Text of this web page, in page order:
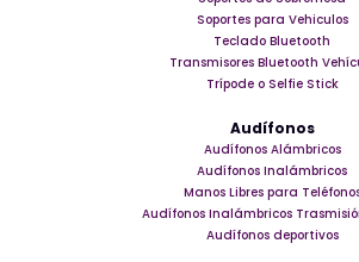
Soportes para Vehiculos
Teclado Bluetooth
Transmisores Bluetooth
Trípode o Selfie Stick
Audífonos
Audífonos Alámbricos
Audífonos Inalámbricos
Manos Libres para
Audífonos Inalámbricos
Audífonos deportivos